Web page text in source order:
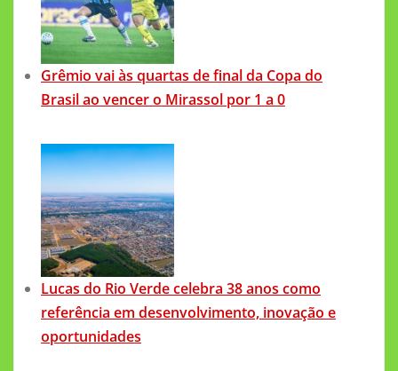
Grêmio vai às quartas de final da Copa do
Brasil ao vencer o Mirassol por 1 a 0
Lucas do Rio Verde celebra 38 anos como
referência em desenvolvimento, inovação e
oportunidades